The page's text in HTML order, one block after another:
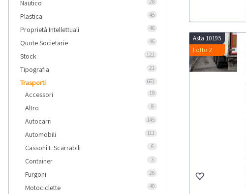
Nautico 28
Plastica 45
Proprietà Intellettuali 46
Quote Societarie 46
Stock 121
Tipografia 21
Trasporti 661
Accessori 19
Altro 8
Autocarri 145
Automobili 111
Cassoni E Scarrabili 6
Container 3
Furgoni 26
Motociclette 40
Asta 10195
Lotto 2